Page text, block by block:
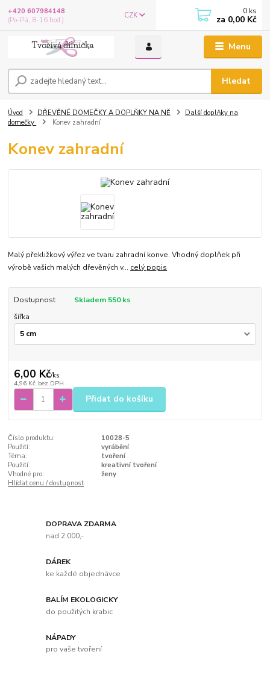
Menu
CZK
Hledat
+420 607984148
(Po-Pá, 8-16 hod.)
0 ks
za 0,00 Kč
Úvod DŘEVĚNÉ DOMEČKY A DOPLŇKY NA NĚ
Další doplňky na
domečky
Konev zahradní
Konev zahradní
Malý překližkový výřez ve tvaru zahradní konve. Vhodný doplňek při
výrobě vašich malých dřevěných v... celý popis
Dostupnost
Skladem 550 ks
šířka
6,00 Kč/ks
4,96 Kč bez DPH
Přidat do košíku
Číslo produktu:
10028-5
Použití:
vyrábění
Téma:
tvoření
Použití:
kreativní tvoření
Vhodné pro:
ženy
Hlídat cenu / dostupnost
DOPRAVA ZDARMA
nad 2.000,-
DÁREK
ke každé objednávce
BALÍM EKOLOGICKY
do použitých krabic
NÁPADY
pro vaše tvoření